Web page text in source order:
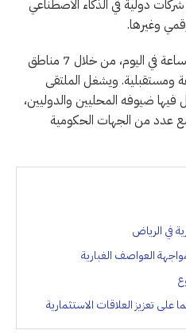
دولية في الذكاء الاصطناعي
وغيرها.
ويقدم الملتقى فعاليته لمدة 12 ساعة في اليوم، من خلال 7 مناطق
ومستقبلية. ويشغل الملتقى
فيها ضيوفه المحليين والدوليين،
عدد من الجهات الحكومية
في الرياض
العواصف الغبارية
على تعزيز العلاقات الاستثمارية